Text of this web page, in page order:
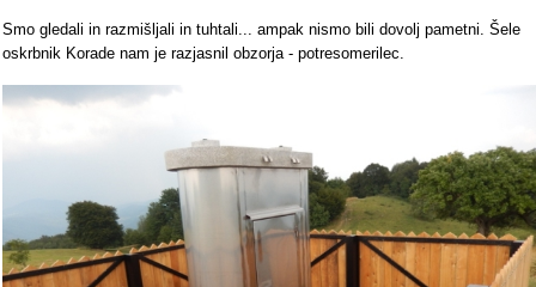
Smo gledali in razmišljali in tuhtali... ampak nismo bili dovolj pametni. Šele
oskrbnik Korade nam je razjasnil obzorja - potresomerilec.